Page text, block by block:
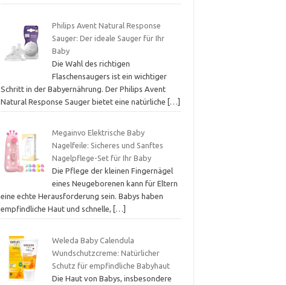
Philips Avent Natural Response
Sauger: Der ideale Sauger für Ihr
Baby
Die Wahl des richtigen
Flaschensaugers ist ein wichtiger
Schritt in der Babyernährung. Der Philips Avent
Natural Response Sauger bietet eine natürliche […]
Megainvo Elektrische Baby
Nagelfeile: Sicheres und Sanftes
Nagelpflege-Set für Ihr Baby
Die Pflege der kleinen Fingernägel
eines Neugeborenen kann für Eltern
eine echte Herausforderung sein. Babys haben
empfindliche Haut und schnelle,
[…]
Weleda Baby Calendula
Wundschutzcreme: Natürlicher
Schutz für empfindliche Babyhaut
Die Haut von Babys, insbesondere